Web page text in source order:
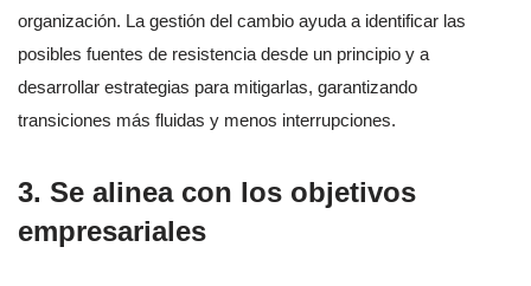
organización. La gestión del cambio ayuda a identificar las
posibles fuentes de resistencia desde un principio y a
desarrollar estrategias para mitigarlas, garantizando
transiciones más fluidas y menos interrupciones.
3. Se alinea con los objetivos
empresariales